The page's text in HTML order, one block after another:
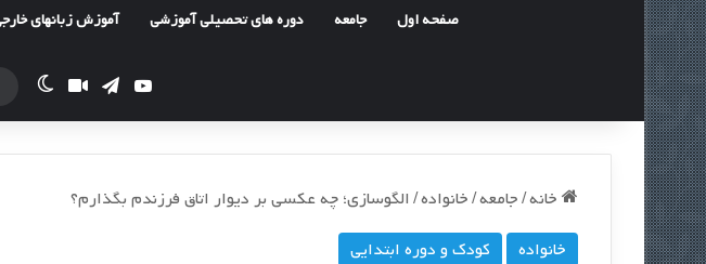
صفحه اول جامعه دوره های تحصیلی آموزشی آموزش زبانهای
یوتیوبتلگرام آپارات
خانه/جامعه/خانواده/ الگوسازی؛ چه عکسی بر دیوار اتاق فرزندم بگذارم؟
خانواده
کودک و دوره ابتدایی